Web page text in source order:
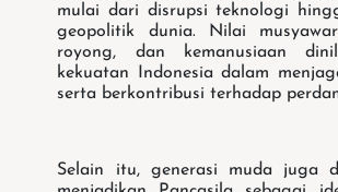
mulai dari disrupsi teknologi
geopolitik dunia. Nilai
royong, dan kemanusiaan
kekuatan Indonesia dalam
serta berkontribusi terhadap
Selain itu, generasi muda juga